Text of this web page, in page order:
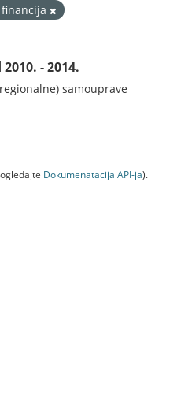
- 2014.
samouprave
Dokumenаtаcijа API-jа).